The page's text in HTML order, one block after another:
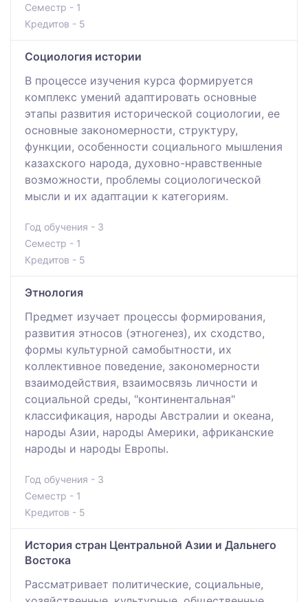
Семестр - 1
Кредитов - 5
Социология истории
В процессе изучения курса формируется
комплекс умений адаптировать основные
этапы развития исторической социологии, ее
основные закономерности, структуру,
функции, особенности социального мышления
казахского народа, духовно-нравственные
возможности, проблемы социологической
мысли и их адаптации к категориям.
Год обучения - 3
Семестр - 1
Кредитов - 5
Этнология
Предмет изучает процессы формирования,
развития этносов (этногенез), их сходство,
формы культурной самобытности, их
коллективное поведение, закономерности
взаимодействия, взаимосвязь личности и
социальной среды, "континентальная"
классификация, народы Австралии и океана,
народы Азии, народы Америки, африканские
народы и народы Европы.
Год обучения - 3
Семестр - 1
Кредитов - 5
История стран Центральной Азии и Дальнего
Востока
Рассматривает политические, социальные,